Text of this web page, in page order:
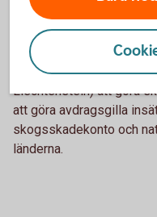
gemenskapen
De nya reglerna öppnar
äger skog i andra länder
Liechtenstein) att göra
att göra avdragsgilla
skogsskadekonto och
länderna.